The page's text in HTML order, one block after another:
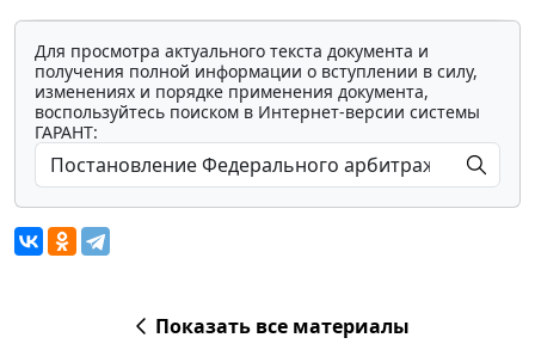
Для просмотра актуального текста документа и
получения полной информации о вступлении в силу,
изменениях и порядке применения документа,
воспользуйтесь поиском в Интернет-версии системы
ГАРАНТ:
Показать все материалы